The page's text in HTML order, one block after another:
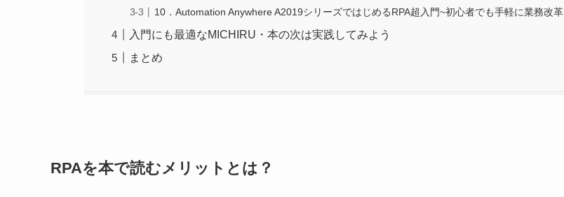
10．Automation Anywhere A2019シリーズではじめるRPA超入門~初心者でも手軽に業務改革
入門にも最適なMICHIRU・本の次は実践してみよう
まとめ
RPAを本で読むメリットとは？